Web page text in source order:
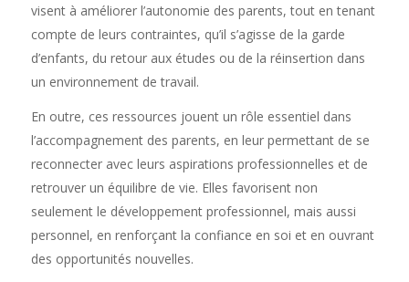
visent à améliorer l’autonomie des parents, tout en tenant
compte de leurs contraintes, qu’il s’agisse de la garde
d’enfants, du retour aux études ou de la réinsertion dans
un environnement de travail.
En outre, ces ressources jouent un rôle essentiel dans
l’accompagnement des parents, en leur permettant de se
reconnecter avec leurs aspirations professionnelles et de
retrouver un équilibre de vie. Elles favorisent non
seulement le développement professionnel, mais aussi
personnel, en renforçant la confiance en soi et en ouvrant
des opportunités nouvelles.